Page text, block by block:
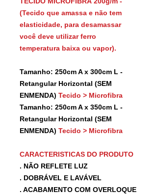
(Tecido que amassa e não tem
elasticidade, para desamassar
você deve utilizar ferro
temperatura baixa ou vapor).
Tamanho: 250cm A x 300cm L -
Retangular Horizontal (SEM
ENMENDA) Tecido > Microfibra
Tamanho: 250cm A x 350cm L -
Retangular Horizontal (SEM
ENMENDA) Tecido > Microfibra
CARACTERISTICAS DO PRODUTO
. NÃO REFLETE LUZ
. DOBRÁVEL E LAVÁVEL
. ACABAMENTO COM OVERLOQUE